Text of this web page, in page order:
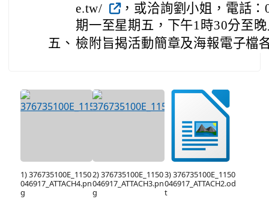
e.tw/
，或洽詢劉小姐，電話
期一至星期五，下午1時30分至
五、 檢附旨揭活動簡章及海報電子檔
1) 376735100E_1150
046917_ATTACH4.pn
g
2) 376735100E_1150
046917_ATTACH3.pn
g
3) 376735100E_1150
046917_ATTACH2.od
t